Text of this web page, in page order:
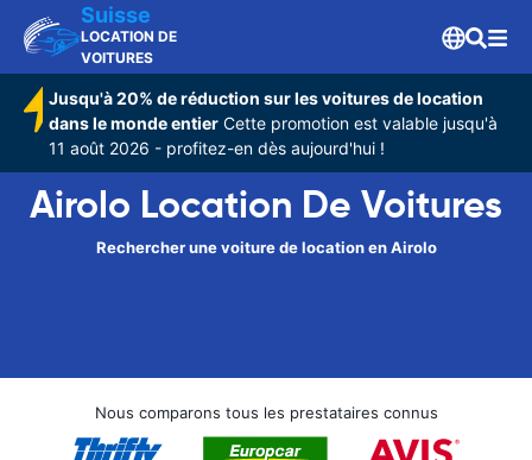
Suisse
LOCATION DE
VOITURES
Jusqu'à 20% de réduction sur les voitures de location
dans le monde entier Cette promotion est valable jusqu'à
11 août 2026 - profitez-en dès aujourd'hui !
Airolo Location De Voitures
Rechercher une voiture de location en Airolo
Nous comparons tous les prestataires connus